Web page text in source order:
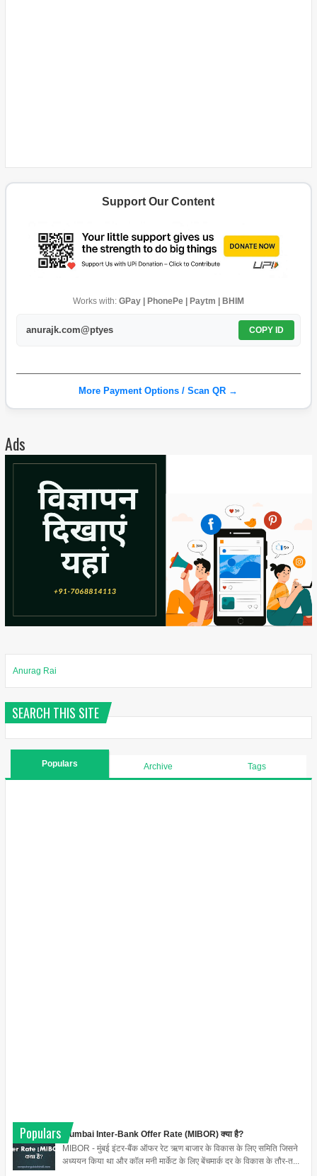
Support Our Content
Works with: GPay | PhonePe | Paytm | BHIM
anurajk.com@ptyes COPY ID
More Payment Options / Scan QR →
Ads
Anurag Rai
SEARCH THIS SITE
Populars Archive Tags
Populars
Mumbai Inter-Bank Offer Rate (MIBOR) क्या है?
MIBOR - मुंबई इंटर-बैंक ऑफर रेट ऋण बाजार के विकास के लिए समिति जिसने
अध्ययन किया था और कॉल मनी मार्केट के लिए बेंचमार्क दर के विकास के तौर-त...